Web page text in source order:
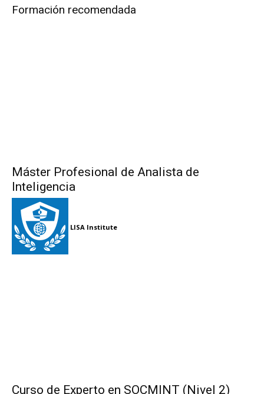
Formación recomendada
Máster Profesional de Analista de
Inteligencia
LISA Institute
Curso de Experto en SOCMINT (Nivel 2)